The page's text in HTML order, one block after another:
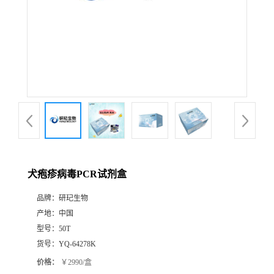
犬疱疹病毒PCR试剂盒
品牌： 研玘生物
产地： 中国
型号： 50T
货号： YQ-64278K
价格： ￥2990/盒